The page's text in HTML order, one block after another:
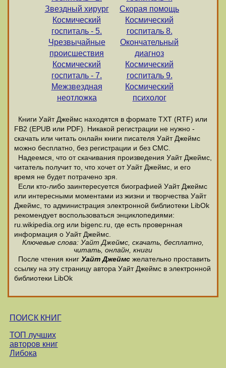
Звездный хирург
Космический
госпиталь - 5.
Чрезвычайные
происшествия
Космический
госпиталь - 7.
Межзвездная
неотложка
Скорая помощь
Космический
госпиталь 8.
Окончательный
диагноз
Космический
госпиталь 9.
Космический
психолог
Книги Уайт Джеймс находятся в формате ТХТ (RTF) или
FB2 (EPUB или PDF). Никакой регистрации не нужно -
скачать или читать онлайн книги писателя Уайт Джеймс
можно бесплатно, без регистрации и без СМС.
Надеемся, что от скачивания произведения Уайт Джеймс,
читатель получит то, что хочет от Уайт Джеймс, и его
время не будет потрачено зря.
Если кто-либо заинтересуется биографией Уайт Джеймс
или интересными моментами из жизни и творчества Уайт
Джеймс, то администрация электронной библиотеки LibOk
рекомендует воспользоваться энциклопедиями:
ru.wikipedia.org или bigenc.ru, где есть провернная
информация о Уайт Джеймс.
Ключевые слова: Уайт Джеймс, скачать, бесплатно,
читать, онлайн, книги
После чтения книг Уайт Джеймс желательно проставить
ссылку на эту страницу автора Уайт Джеймс в электронной
библиотеки LibOk
ПОИСК КНИГ
ТОП лучших
авторов книг
Либока